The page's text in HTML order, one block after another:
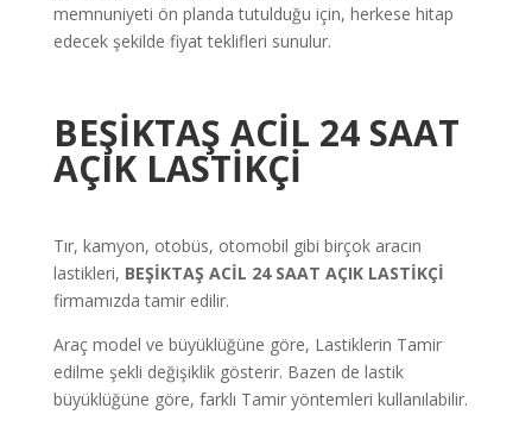
memnuniyeti ön planda tutulduğu için, herkese hitap
edecek şekilde fiyat teklifleri sunulur.
BEŞİKTAŞ ACİL 24 SAAT
AÇIK LASTİKÇİ
Tır, kamyon, otobüs, otomobil gibi birçok aracın
lastikleri, BEŞİKTAŞ ACİL 24 SAAT AÇIK LASTİKÇİ
firmamızda tamir edilir.
Araç model ve büyüklüğüne göre, Lastiklerin Tamir
edilme şekli değişiklik gösterir. Bazen de lastik
büyüklüğüne göre, farklı Tamir yöntemleri kullanılabilir.